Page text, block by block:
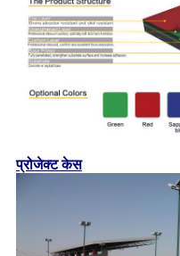
प्रोजेक्ट केस